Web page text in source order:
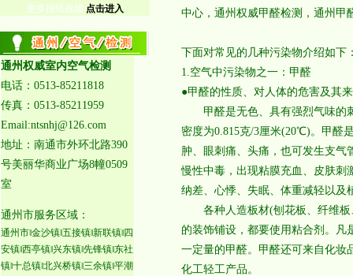
更多报纸视频 点击进入
通州权威室内空气检测
电话：0513-85211818
传真：0513-85211959
Email:ntsnhj@126.com
地址：南通市外环北路390
号美丽华商业广场8幢0509
室
通州市服务区域：
通州市‖金沙镇‖五接镇‖新联镇‖四
安镇‖西亭镇‖兴东镇‖先锋镇‖东社
镇‖十总镇‖北兴桥镇‖三余镇‖平潮
中心，通州权威甲醛检测，通州甲
下面对常见的几种污染物介绍如下
1.空气中污染物之一：甲醛
●甲醛的性质、对人体的危害及其
甲醛是无色、具有强烈气味的刺
密度为0.815克/3厘米(20℃)。甲醛
肿、眼刺痛、头痛，也可发生支气
慢性中毒，出现粘膜充血、皮肤刺
纳差、心悸、失眠、体重减轻以及
各种人造板材(刨花板、纤维板
的装饰铺设，都要使用粘合剂。凡
一定量的甲醛。甲醛还可来自化妆
化工轻工产品。